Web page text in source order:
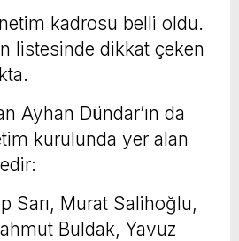
kadrosu belli oldu.
listesinde dikkat çeken
Ayhan Dündar’ın da
kurulunda yer alan
Sarı, Murat Salihoğlu,
Buldak, Yavuz